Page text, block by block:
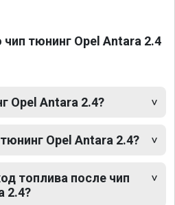
тюнинг Opel Antara 2.4
Opel Antara 2.4?
Opel Antara 2.4?
топлива после чип
2.4?